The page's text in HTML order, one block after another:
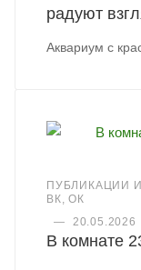
радуют
Аквариум с
ПУБЛИКАЦИИ
ВК, ОК
—
20.05.2026
В комнате